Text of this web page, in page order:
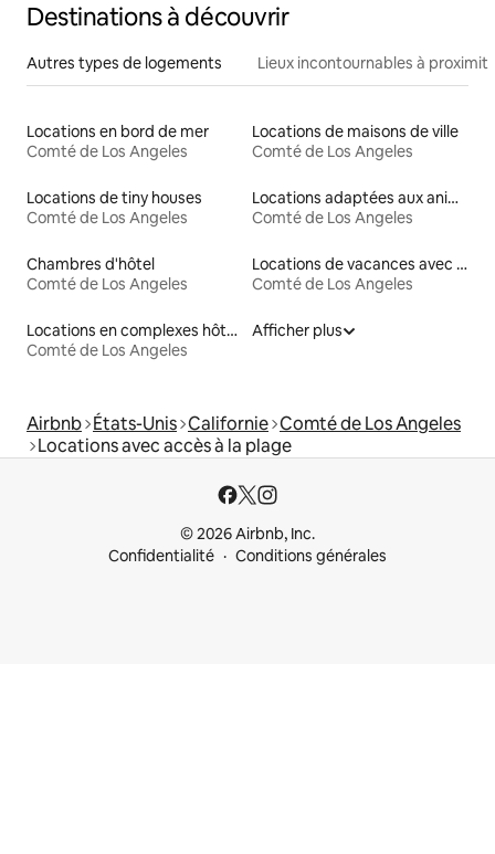
Destinations à découvrir
Autres types de logements Lieux incontournables à
Locations en bord de mer
Comté de Los Angeles
Locations de maisons de ville
Comté de Los Angeles
Locations de tiny houses
Comté de Los Angeles
Locations adaptées aux animaux
Comté de Los Angeles
Chambres d'hôtel
Comté de Los Angeles
Locations de vacances avec piscine
Comté de Los Angeles
Locations en complexes hôteliers
Comté de Los Angeles
Afficher plus
Airbnb États-Unis Californie Comté de Los Angeles
Locations avec accès à la plage
© 2026 Airbnb, Inc.
Confidentialité
Conditions générales